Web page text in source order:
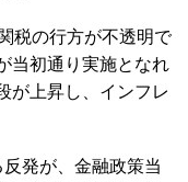
税の行方が不透明で
当初通り実施となれ
が上昇し、インフレ
発が、金融政策当